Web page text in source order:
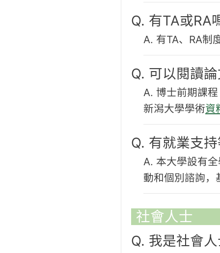
Q. 有TA或RA
A. 有TA、RA制
Q. 可以閱讀
A. 博士前期課
新潟大學學術資
Q. 有就業支
A. 本大學設有
動和個別諮詢，
社會人士
Q. 我是社會